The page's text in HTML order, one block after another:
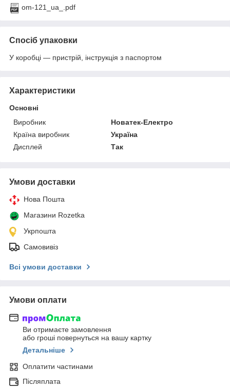
om-121_ua_.pdf
Спосіб упаковки
У коробці — пристрій, інструкція з паспортом
Характеристики
Основні
Виробник
Новатек-Електро
Країна виробник
Україна
Дисплей
Так
Умови доставки
Нова Пошта
Магазини Rozetka
Укрпошта
Самовивіз
Всі умови доставки
Умови оплати
Ви отримаєте замовлення
або гроші повернуться на вашу картку
Детальніше
Оплатити частинами
Післяплата